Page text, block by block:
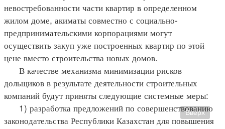
невостребованности части квартир в определенном
жилом доме, акиматы совместно с социально-
предпринимательскими корпорациями могут
осуществить закуп уже построенных квартир по этой
цене вместо строительства новых домов.
В качестве механизма минимизации рисков
дольщиков в результате деятельности строительных
компаний будут приняты следующие системные меры:
1) разработка предложений по совершенствованию
законодательства Республики Казахстан для повышения
Вверх